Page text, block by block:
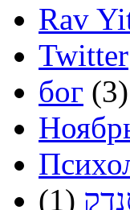
Rav
Twitter
бог (3)
(1)